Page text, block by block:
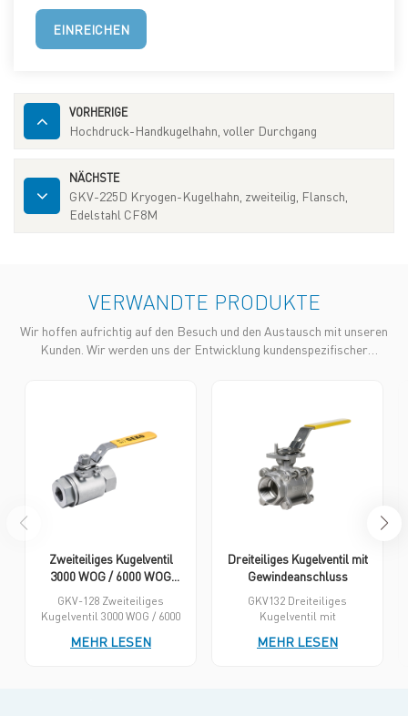
EINREICHEN
VORHERIGE
Hochdruck-Handkugelhahn, voller Durchgang
NÄCHSTE
GKV-225D Kryogen-Kugelhahn, zweiteilig, Flansch,
Edelstahl CF8M
VERWANDTE PRODUKTE
Wir hoffen aufrichtig auf den Besuch und den Austausch mit unseren
Kunden. Wir werden uns der Entwicklung kundenspezifischer
Zweiteiliges Kugelventil
3000 WOG / 6000 WOG
Gewindeende
GKV-128 Zweiteiliges
Kugelventil 3000 WOG / 6000
bieten eine wirtschaftliche
MEHR LESEN
Dreiteiliges Kugelventil mit
Gewindeanschluss
GKV132 Dreiteiliges
Kugelventil mit
maximale Flexibilität durch
MEHR LESEN